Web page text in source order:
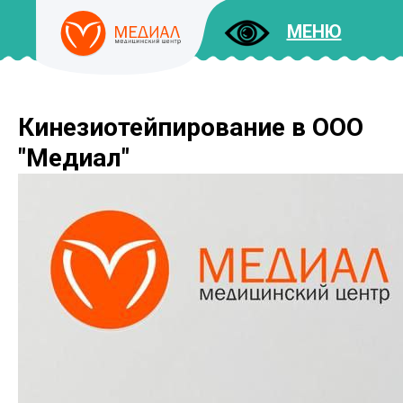
МЕНЮ
ДОКУМЕНТЫ
Кинезиотейпирование в ООО
"Медиал"